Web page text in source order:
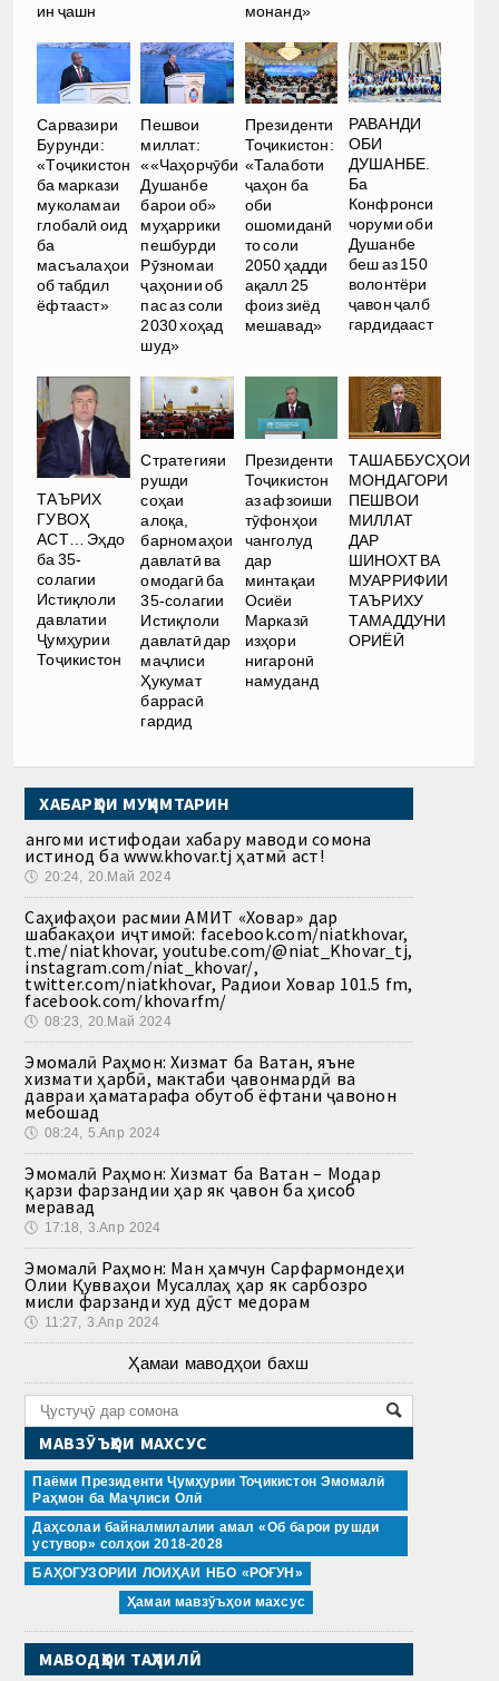
ин ҷашн монанд»
Сарвазири
Бурунди:
«Тоҷикистон
ба маркази
муколамаи
глобалӣ оид
ба
масъалаҳои
об табдил
ёфтааст»
Пешвои
миллат:
««Чаҳорчӯби
Душанбе
барои об»
муҳаррики
пешбурди
Рӯзномаи
ҷаҳонии об
пас аз соли
2030 хоҳад
шуд»
Президенти
Тоҷикистон:
«Талаботи
ҷаҳон ба
оби
ошомиданӣ
то соли
2050 ҳадди
ақалл 25
фоиз зиёд
мешавад»
РАВАНДИ
ОБИ
ДУШАНБЕ.
Ба
Конфронси
чоруми оби
Душанбе
беш аз 150
волонтёри
ҷавон ҷалб
гардидааст
ТАЪРИХ
ГУВОҲ
АСТ… Эҳдо
ба 35-
солагии
Истиқлоли
давлатии
Ҷумҳурии
Тоҷикистон
Стратегияи
рушди
соҳаи
алоқа,
барномаҳои
давлатӣ ва
омодагӣ ба
35-солагии
Истиқлоли
давлатӣ дар
маҷлиси
Ҳукумат
баррасӣ
гардид
Президенти
Тоҷикистон
аз афзоиши
тӯфонҳои
чанголуд
дар
минтақаи
Осиёи
Марказӣ
изҳори
нигаронӣ
намуданд
ТАШАББУСҲОИ
МОНДАГОРИ
ПЕШВОИ
МИЛЛАТ
ДАР
ШИНОХТ ВА
МУАРРИФИИ
ТАЪРИХУ
ТАМАДДУНИ
ОРИЁӢ
ХАБАРҲОИ МУҲИМТАРИН
Ҳангоми истифодаи хабару маводи сомона
истинод ба www.khovar.tj ҳатмӣ аст!
🕔 20:24, 20.Май 2024
Саҳифаҳои расмии АМИТ «Ховар» дар
шабакаҳои иҷтимоӣ: facebook.com/niatkhovar,
t.me/niatkhovar, youtube.com/@niat_Khovar_tj,
instagram.com/niat_khovar/,
twitter.com/niatkhovar, Радиои Ховар 101.5 fm,
facebook.com/khovarfm/
🕔 08:23, 20.Май 2024
Эмомалӣ Раҳмон: Хизмат ба Ватан, яъне
хизмати ҳарбӣ, мактаби ҷавонмардӣ ва
давраи ҳаматарафа обутоб ёфтани ҷавонон
мебошад
🕔 08:24, 5.Апр 2024
Эмомалӣ Раҳмон: Хизмат ба Ватан – Модар
қарзи фарзандии ҳар як ҷавон ба ҳисоб
меравад
🕔 17:18, 3.Апр 2024
Эмомалӣ Раҳмон: Ман ҳамчун Сарфармондеҳи
Олии Қувваҳои Мусаллаҳ ҳар як сарбозро
мисли фарзанди худ дӯст медорам
🕔 11:27, 3.Апр 2024
Ҳамаи маводҳои бахш
МАВЗӮЪҲОИ МАХСУС
Паёми Президенти Ҷумҳурии Тоҷикистон Эмомалӣ
Раҳмон ба Маҷлиси Олӣ
Даҳсолаи байналмилалии амал «Об барои рушди
устувор» солҳои 2018-2028
БАҲОГУЗОРИИ ЛОИҲАИ НБО «РОҒУН»
Ҳамаи мавзӯъҳои махсус
МАВОДҲОИ ТАҲЛИЛӢ